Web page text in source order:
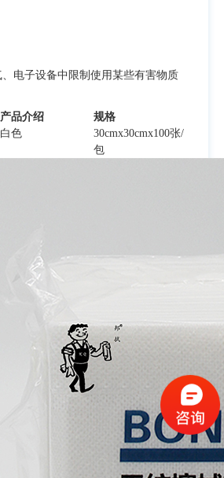
电子设备中限制使用某些有害物质
产品介绍
规格
白色
30cmx30cmx100张/
包